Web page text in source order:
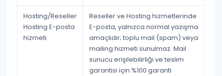
Hosting/Reseller
Hosting E-posta
hizmeti
Reseller ve Hosting hizmetlerinde
E-posta, yalnızcanormal yazışma
amaçlıdır; toplu mail (spam) veya
mailing hizmeti sunulmaz. Mail
sunucu erişilebilirliği ve teslim
garantisi için %100 garanti